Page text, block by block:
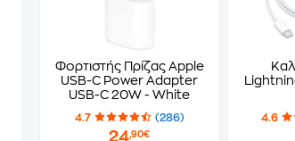
Φορτιστής Πρίζας Apple
USB-C Power Adapter
USB-C 20W - White
4.7 (286)
24,90€
4.6